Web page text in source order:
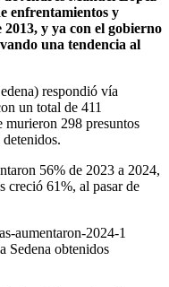
enfrentamientos y
y ya con el gobierno
una tendencia al
respondió vía
un total de 411
murieron 298 presuntos
56% de 2023 a 2024,
creció 61%, al pasar de
Sedena obtenidos